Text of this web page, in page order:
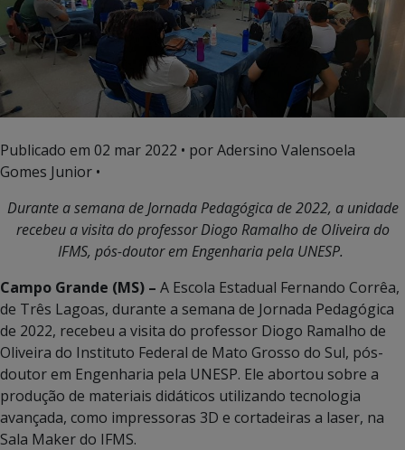
Publicado em 02 mar 2022 • por Adersino Valensoela
Gomes Junior •
Durante a semana de Jornada Pedagógica de 2022, a unidade
recebeu a visita do professor Diogo Ramalho de Oliveira do
IFMS, pós-doutor em Engenharia pela UNESP.
Campo Grande (MS) – A Escola Estadual Fernando Corrêa,
de Três Lagoas, durante a semana de Jornada Pedagógica
de 2022, recebeu a visita do professor Diogo Ramalho de
Oliveira do Instituto Federal de Mato Grosso do Sul, pós-
doutor em Engenharia pela UNESP. Ele abortou sobre a
produção de materiais didáticos utilizando tecnologia
avançada, como impressoras 3D e cortadeiras a laser, na
Sala Maker do IFMS.